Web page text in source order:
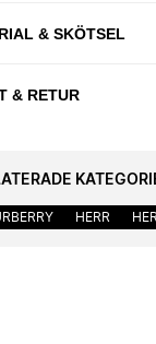
& SKÖTSEL
& RETUR
HERR